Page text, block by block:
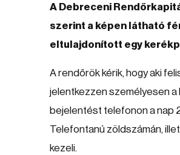
A Debreceni
szerint a képen látható
eltulajdonított egy
A rendőrök kérik, hogy aki
jelentkezzen személyesen a
bejelentést telefonon a nap
Telefontanú zöldszámán,
kezeli.